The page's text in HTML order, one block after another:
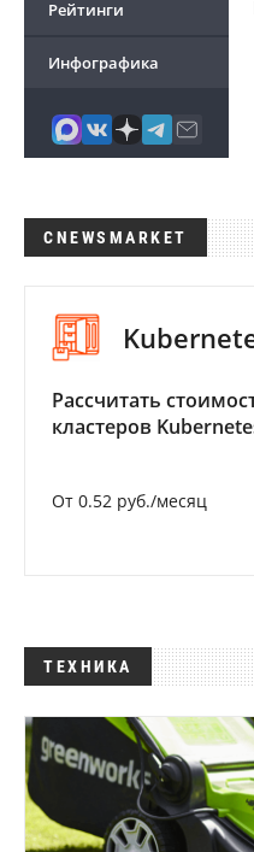
Рейтинги
Инфографика
CNEWSMARKET
Рассчитать
кластеров
От 0.52 руб./месяц
ТЕХНИКА